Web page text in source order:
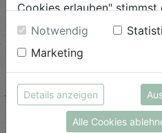
"Als Bio-Fleischerei sagen
Cookies erlauben"
Cookies zu. Unter "Details
Infos zu den
auch entscheiden, welche
möchtest.
Weitere Informationen
Datenschutzerklärung
Notwendig
Marketing
Details anzeigen
Alle Cookies